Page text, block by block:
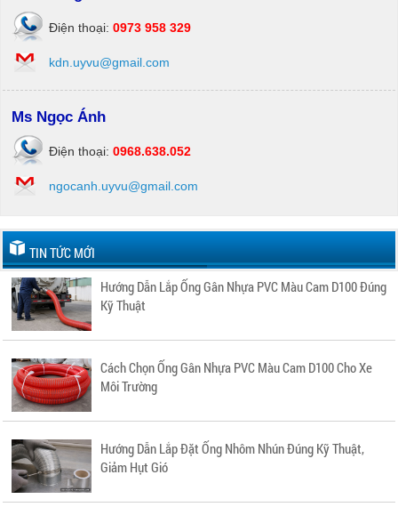
Điện thoại: 0973 958 329
kdn.uyvu@gmail.com
Ms Ngọc Ánh
Điện thoại: 0968.638.052
ngocanh.uyvu@gmail.com
TIN TỨC MỚI
Hướng Dẫn Lắp Ống Gân Nhựa PVC Màu Cam D100 Đúng
Kỹ Thuật
Cách Chọn Ống Gân Nhựa PVC Màu Cam D100 Cho Xe
Môi Trường
Hướng Dẫn Lắp Đặt Ống Nhôm Nhún Đúng Kỹ Thuật,
Giảm Hụt Gió